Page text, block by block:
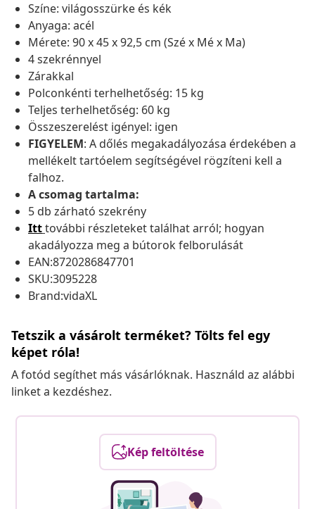
Színe: világosszürke és kék
Anyaga: acél
Mérete: 90 x 45 x 92,5 cm (Szé x Mé x Ma)
4 szekrénnyel
Zárakkal
Polconkénti terhelhetőség: 15 kg
Teljes terhelhetőség: 60 kg
Összeszerelést igényel: igen
FIGYELEM: A dőlés megakadályozása érdekében a
mellékelt tartóelem segítségével rögzíteni kell a
falhoz.
A csomag tartalma:
5 db zárható szekrény
Itttovábbi részleteket találhat arról; hogyan
akadályozza meg a bútorok felborulását
EAN:8720286847701
SKU:3095228
Brand:vidaXL
Tetszik a vásárolt terméket? Tölts fel egy
képet róla!
A fotód segíthet más vásárlóknak. Használd az alábbi
linket a kezdéshez.
Kép feltöltése